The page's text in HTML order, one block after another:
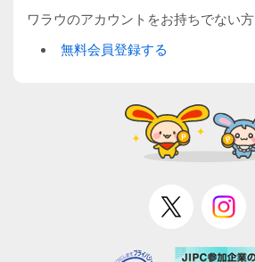
ワラウのアカウントをお持ちでない方
無料会員登録する